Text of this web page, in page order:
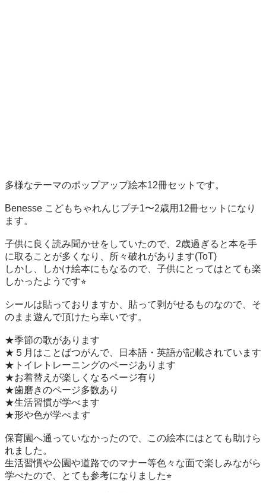
多様なテーマのポップアップ絵本12冊セットです。
Benesse こどもちゃれんじプチ1〜2歳用12冊セットになり
ます。
子供に良く読み聞かせをしていたので、2歳過ぎると本を手
に取ることが多くなり、所々破れがあります(ToT)
しかし、しかけ絵本にもなるので、子供にとってはとても楽
しかったようです⭐︎
シールは貼っておりますか、貼って剥がせるものなので、そ
のまま遊んで頂けたら幸いです。
★季節の歌があります
★５月はことばつがんで、日本語・英語が記載されています
★トイレトレーニングのページあります
★お着替えが楽しくなるページ有り
★歯磨きのページ多数あり
★生活習慣が学べます
★形や色が学べます
保育園へ通っていなかったので、この絵本にはとても助けら
れました。
生活習慣や公園や道路でのマナー等色々な面で楽しみながら
学べたので、とても参考になりました⭐︎